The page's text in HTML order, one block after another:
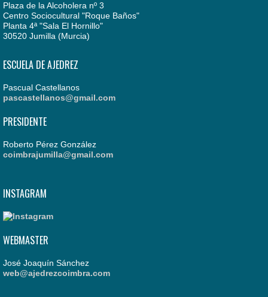
Plaza de la Alcoholera nº 3
Centro Sociocultural "Roque Baños"
Planta 4ª "Sala El Hornillo"
30520 Jumilla (Murcia)
ESCUELA DE AJEDREZ
Pascual Castellanos
pascastellanos@gmail.com
PRESIDENTE
Roberto Pérez González
coimbrajumilla@gmail.com
INSTAGRAM
WEBMASTER
José Joaquín Sánchez
web@ajedrezcoimbra.com